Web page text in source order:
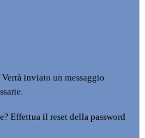
Verrà inviato un messaggio
Effettua il reset della password